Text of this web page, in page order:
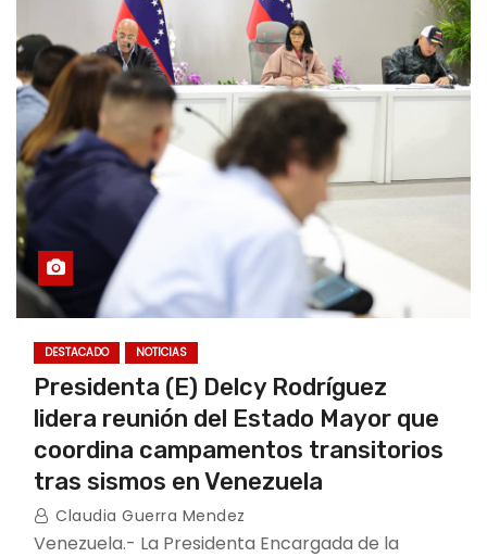
DESTACADO NOTICIAS
Presidenta (E) Delcy Rodríguez
lidera reunión del Estado Mayor que
coordina campamentos transitorios
tras sismos en Venezuela
Claudia Guerra Mendez
Venezuela.- La Presidenta Encargada de la